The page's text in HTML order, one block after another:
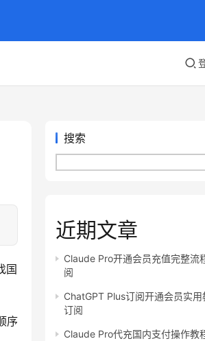
国
序
搜索
近期文章
Claude Pro开通会员充值完整流
阅
ChatGPT Plus订阅开通会员实用
订阅
Claude Pro代充国内支付操作教